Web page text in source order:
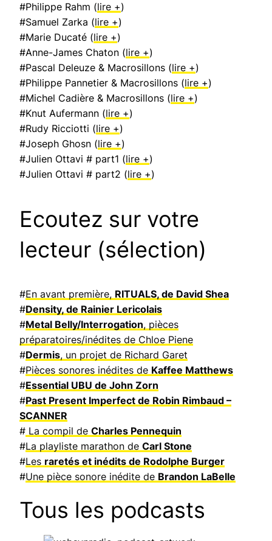
#Philippe Rahm (lire +)
#Samuel Zarka (lire +)
#Marie Ducaté (lire +)
#Anne-James Chaton (lire +)
#Pascal Deleuze & Macrosillons (lire +)
#Philippe Pannetier & Macrosillons (lire +)
#Michel Cadière & Macrosillons (lire +)
#Knut Aufermann (lire +)
#Rudy Ricciotti (lire +)
#Joseph Ghosn (lire +)
#Julien Ottavi # part1 (lire +)
#Julien Ottavi # part2 (lire +)
Ecoutez sur votre
lecteur (sélection)
#En avant première, RITUALS, de David Shea
#Density, de Rainier Lericolais
#Metal Belly/Interrogation, pièces
préparatoires/inédites de Chloe Piene
#Dermis, un projet de Richard Garet
#Pièces sonores inédites de Kaffee Matthews
#Essential UBU de John Zorn
#Past Present Imperfect de Robin Rimbaud –
SCANNER
# La compil de Charles Pennequin
#La playliste marathon de Carl Stone
#Les raretés et inédits de Rodolphe Burger
#Une pièce sonore inédite de Brandon LaBelle
Tous les podcasts